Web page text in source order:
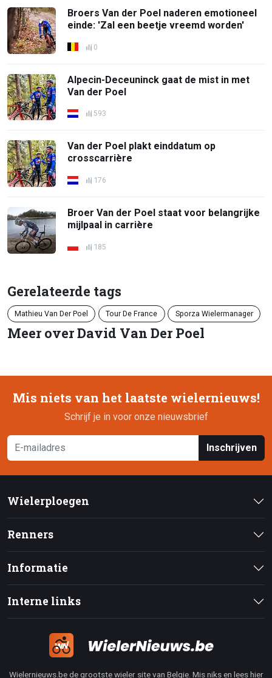
Broers Van der Poel naderen emotioneel
einde: 'Zal een beetje vreemd worden'
0
Alpecin-Deceuninck gaat de mist in met
Van der Poel
593
Van der Poel plakt einddatum op
crosscarrière
176
Broer Van der Poel staat voor belangrijke
mijlpaal in carrière
185
Gerelateerde tags
Mathieu Van Der Poel Tour De France Sporza Wielermanager
Meer over David Van Der Poel
Mis niets van het laatste wielernieuws!
Schrijf je in voor onze nieuwsbrief
Inschrijven
Wielerploegen
Renners
Informatie
Interne links
Wielernieuws.be de grootste wieler site van Belgie. Mis niks en lees hier